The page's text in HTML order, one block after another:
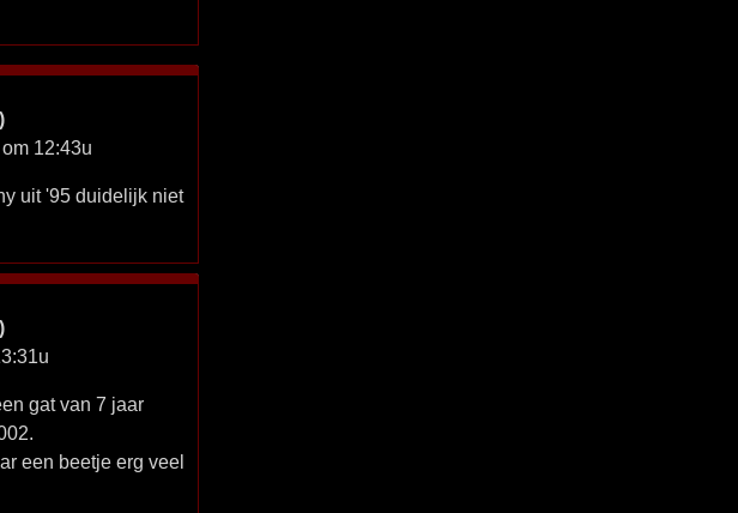
12:43u
uit '95 duidelijk niet
gat van 7 jaar
een beetje erg veel